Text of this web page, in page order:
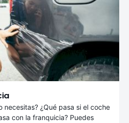
necesitas? ¿Qué pasa si el coche
con la franquicia? Puedes